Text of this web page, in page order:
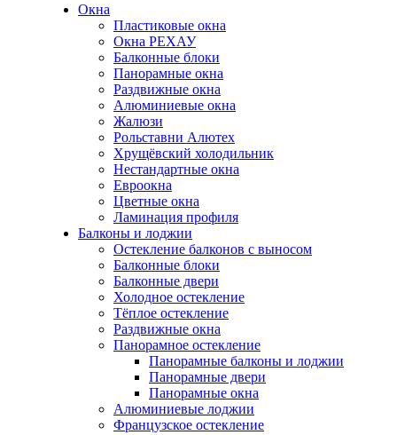
Окна
Пластиковые окна
Окна РЕХАУ
Балконные блоки
Панорамные окна
Раздвижные окна
Алюминиевые окна
Жалюзи
Рольставни Алютех
Хрущёвский холодильник
Нестандартные окна
Евроокна
Цветные окна
Ламинация профиля
Балконы и лоджии
Остекление балконов с выносом
Балконные блоки
Балконные двери
Холодное остекление
Тёплое остекление
Раздвижные окна
Панорамное остекление
Панорамные балконы и лоджии
Панорамные двери
Панорамные окна
Алюминиевые лоджии
Французское остекление